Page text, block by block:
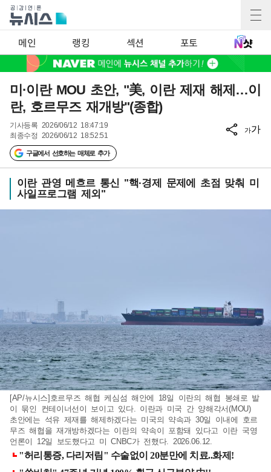
메인 랭킹 섹션 포토
미·이란 MOU 초안, "美, 이란 제재 해제…이
란, 호르무즈 재개방"(종합)
기사등록 2026/06/12 18:47:19
최종수정 2026/06/12 18:52:51
구글에서 선호하는 매체로 추가
가가
이란 관영 메흐르 통신 "핵·경제 문제에 초점 맞춰 미
사일프로그램 제외"
[AP/뉴시스]호르무즈 해협 케심섬 해안에 18일 이란의 해협 봉쇄로 발
이 묶인 컨테이너선이 보이고 있다. 이란과 미국 간 양해각서(MOU)
초안에는 석유 제재를 해제하겠다는 미국의 약속과 30일 이내에 호르
무즈 해협을 재개방하겠다는 이란의 약속이 포함돼 있다고 이란 국영
언론이 12일 보도했다고 미 CNBC가 전했다. 2026.06.12.